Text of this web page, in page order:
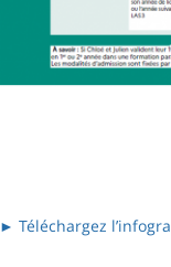
► Téléchargez